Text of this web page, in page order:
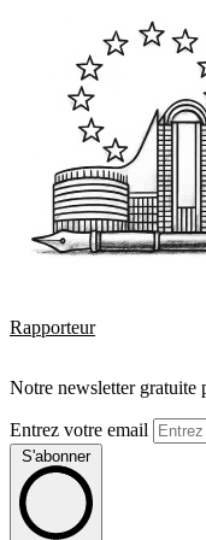
Rapporteur
Notre newsletter gratuite
Entrez votre email
S'abonner